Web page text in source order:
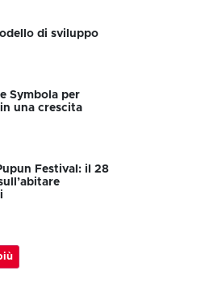
di sviluppo
Symbola per
una crescita
Festival: il 28